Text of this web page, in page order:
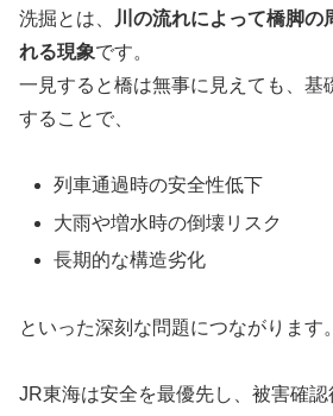
洗掘とは、
川の流れによって橋脚の
れる現象です。
一見すると橋は無事に見えても、基
することで、
列車通過時の安全性低下
大雨や増水時の倒壊リスク
長期的な構造劣化
といった深刻な問題につながります。
JR東海は安全を最優先し、被害確